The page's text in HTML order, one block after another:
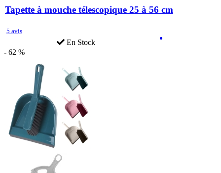
Tapette à mouche télescopique 25 à 56 cm
5 avis
En Stock
- 62 %